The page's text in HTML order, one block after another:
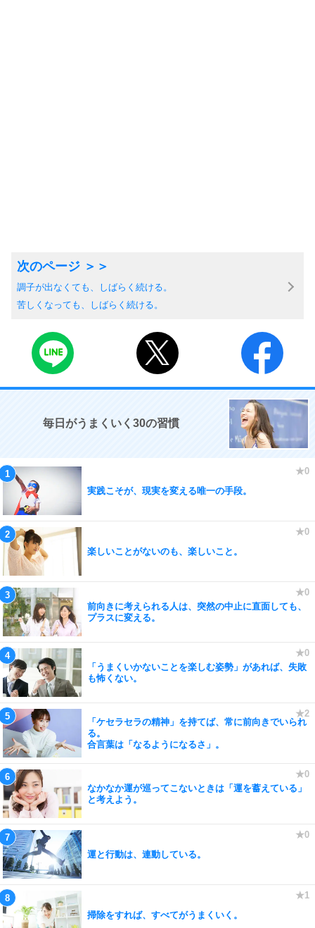
調子が出なくても、しばらく続ける。
苦しくなっても、しばらく続ける。
毎日がうまくいく30の習慣
実践こそが、現実を変える唯一の手段。
楽しいことがないのも、楽しいこと。
前向きに考えられる人は、突然の中止に直面しても、
プラスに変える。
「うまくいかないことを楽しむ姿勢」があれば、失敗
も怖くない。
「ケセラセラの精神」を持てば、常に前向きでいられ
る。
合言葉は「なるようになるさ」。
なかなか運が巡ってこないときは「運を蓄えている」
と考えよう。
運と行動は、連動している。
掃除をすれば、すべてがうまくいく。